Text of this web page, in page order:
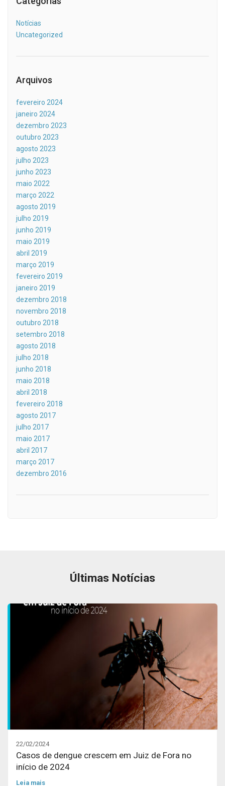
Notícias
Uncategorized
Arquivos
fevereiro 2024
janeiro 2024
dezembro 2023
outubro 2023
agosto 2023
julho 2023
junho 2023
maio 2022
março 2022
agosto 2019
julho 2019
junho 2019
maio 2019
abril 2019
março 2019
fevereiro 2019
janeiro 2019
dezembro 2018
novembro 2018
outubro 2018
setembro 2018
agosto 2018
julho 2018
junho 2018
maio 2018
abril 2018
fevereiro 2018
agosto 2017
julho 2017
maio 2017
abril 2017
março 2017
dezembro 2016
Últimas Notícias
22/02/2024
Casos de dengue crescem em Juiz de Fora no
início de 2024
Leia mais